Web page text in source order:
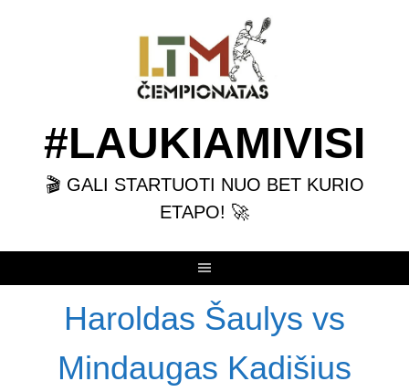
#LAUKIAMIVISI
🎬 GALI STARTUOTI NUO BET KURIO
ETAPO! 🚀
Haroldas Šaulys vs
Mindaugas Kadišius